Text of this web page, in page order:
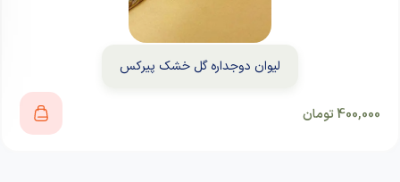
لیوان دوجداره گل خشک پیرکس
400,000تومان